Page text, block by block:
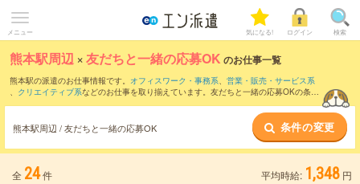
メニュー 気になる! ログイン 検索
熊本駅周辺 ×友だちと一緒の応募OK のお仕事一覧
熊本駅の派遣のお仕事情報です。 オフィスワーク・事務系、 営業・販売・サービス系
、 クリエイティブ系などのお仕事を取り揃えています。友だちと一緒の応募OKの条件
熊本駅周辺 / 友だちと一緒の応募OK 条件の変更
全 24件 平均時給: 1,348 円